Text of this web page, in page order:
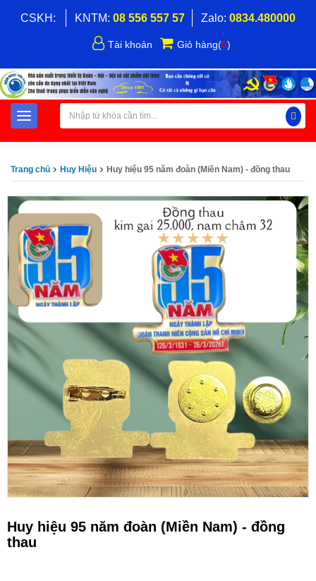
CSKH: KNTM: 08 556 557 57 Zalo: 0834.480000
Tài khoản Giỏ hàng(0)
Trang chủ Huy Hiệu Huy hiệu 95 năm đoàn (Miền Nam) - đồng thau
Huy hiệu 95 năm đoàn (Miền Nam) - đồng
thau